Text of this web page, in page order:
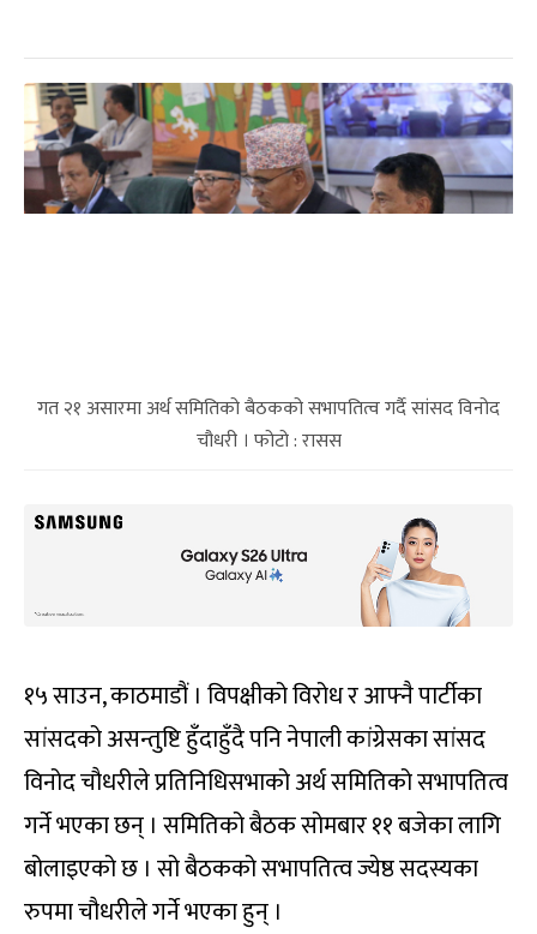
गत २१ असारमा अर्थ समितिको बैठकको सभापतित्व गर्दै सांसद विनोद
चौधरी । फोटो : रासस
१५ साउन, काठमाडौं । विपक्षीको विरोध र आफ्नै पार्टीका
सांसदको असन्तुष्टि हुँदाहुँदै पनि नेपाली कांग्रेसका सांसद
विनोद चौधरीले प्रतिनिधिसभाको अर्थ समितिको सभापतित्व
गर्ने भएका छन् । समितिको बैठक सोमबार ११ बजेका लागि
बोलाइएको छ । सो बैठकको सभापतित्व ज्येष्ठ सदस्यका
रुपमा चौधरीले गर्ने भएका हुन् ।